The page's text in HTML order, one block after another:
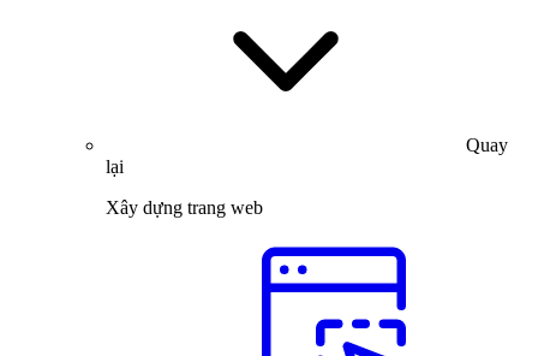
Quay
lại
Xây dựng trang web